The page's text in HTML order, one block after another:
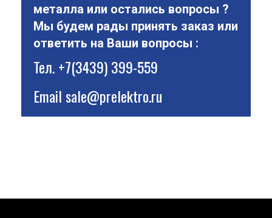
металла или остались вопросы ?
Мы будем рады принять заказ или
ответить на Ваши вопросы :
Тел.+7(3439) 399-559
Emailsale@prelektro.ru